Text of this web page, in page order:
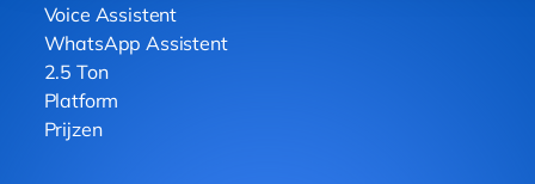
Voice Assistent
WhatsApp Assistent
2.5 Ton
Platform
Prijzen